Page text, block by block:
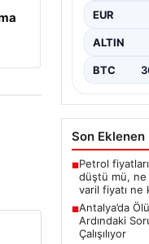
Antalya’da
ve ölümle
olayı,
soru…
EUR
ALTIN
BTC
Son
■Petrol
düştü mü,
varil fiyatı ne
■Antalya’da
Ardındaki
Çalışılıyor